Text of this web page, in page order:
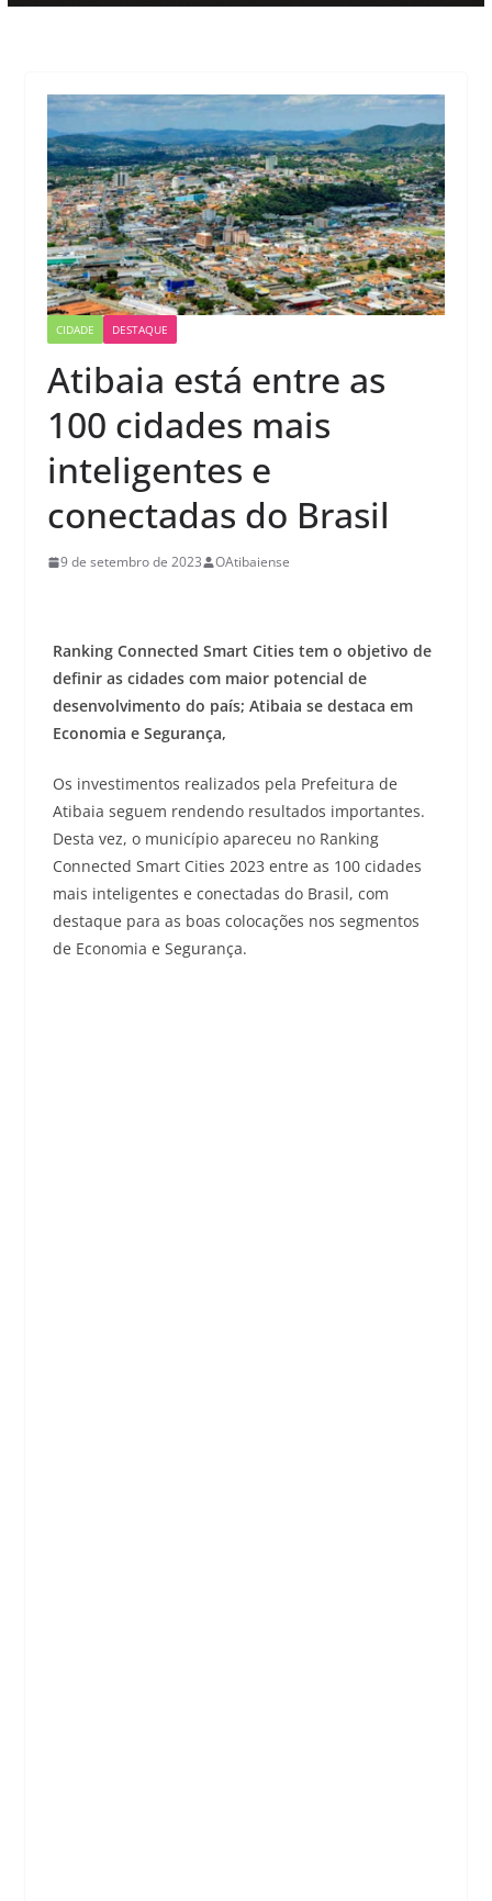
CIDADE DESTAQUE
Atibaia está entre as
100 cidades mais
inteligentes e
conectadas do Brasil
9 de setembro de 2023 OAtibaiense
Ranking Connected Smart Cities tem o objetivo de
definir as cidades com maior potencial de
desenvolvimento do país; Atibaia se destaca em
Economia e Segurança,
Os investimentos realizados pela Prefeitura de
Atibaia seguem rendendo resultados importantes.
Desta vez, o município apareceu no Ranking
Connected Smart Cities 2023 entre as 100 cidades
mais inteligentes e conectadas do Brasil, com
destaque para as boas colocações nos segmentos
de Economia e Segurança.